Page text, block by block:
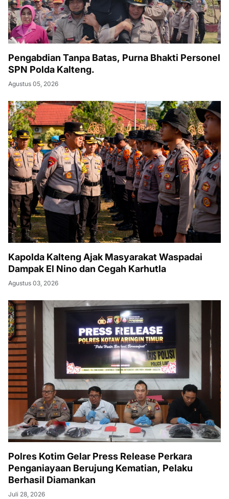
Pengabdian Tanpa Batas, Purna Bhakti Personel
SPN Polda Kalteng.
Agustus 05, 2026
Kapolda Kalteng Ajak Masyarakat Waspadai
Dampak El Nino dan Cegah Karhutla
Agustus 03, 2026
Polres Kotim Gelar Press Release Perkara
Penganiayaan Berujung Kematian, Pelaku
Berhasil Diamankan
Juli 28, 2026